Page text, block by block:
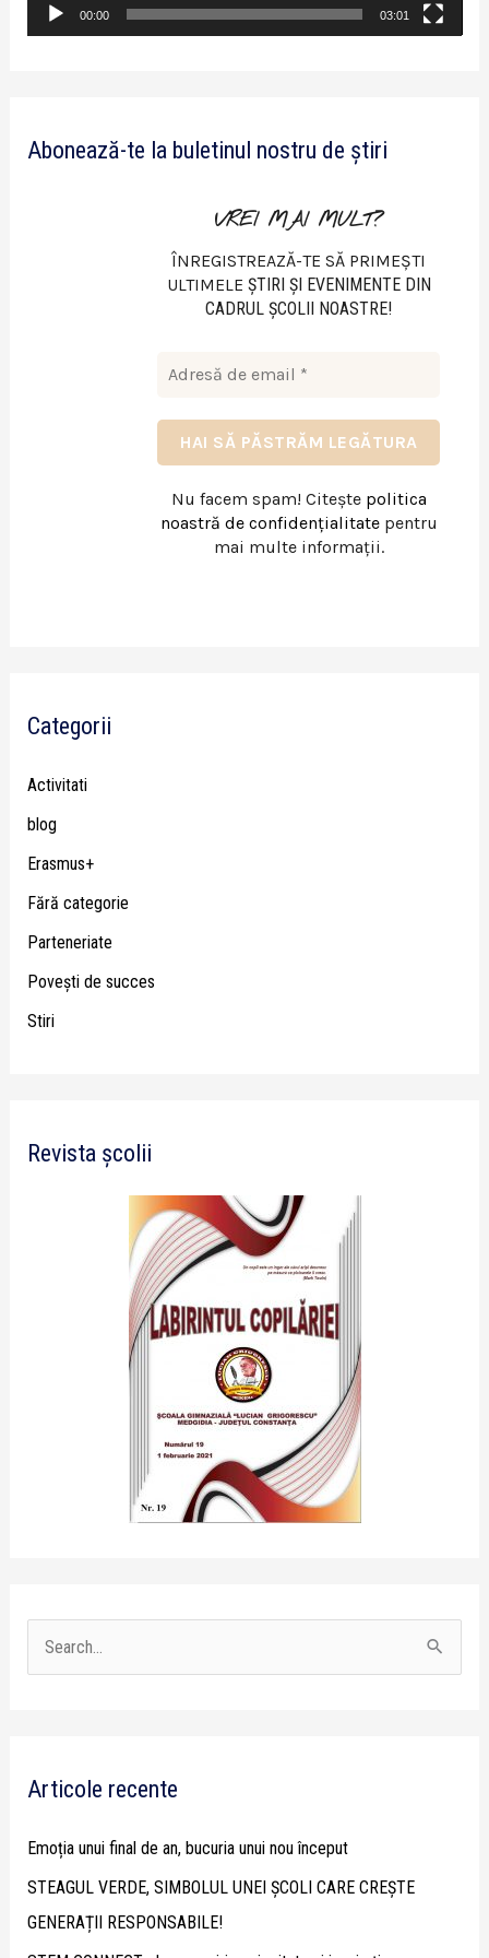
o
00:00 03:01
Abonează-te la buletinul nostru de știri
VREI MAI MULT?
ÎNREGISTREAZĂ-TE SĂ PRIMEȘTI
ULTIMELE ŞTIRI ŞI EVENIMENTE DIN
CADRUL ŞCOLII NOASTRE!
Nu facem spam! Citește politica
noastră de confidențialitatepentru
mai multe informații.
Categorii
Activitati
blog
Erasmus+
Fără categorie
Parteneriate
Poveşti de succes
Stiri
Revista școlii
c
o
r
Articole recente
Emoția unui final de an, bucuria unui nou început
STEAGUL VERDE, SIMBOLUL UNEI ȘCOLI CARE CREȘTE
GENERAȚII RESPONSABILE!